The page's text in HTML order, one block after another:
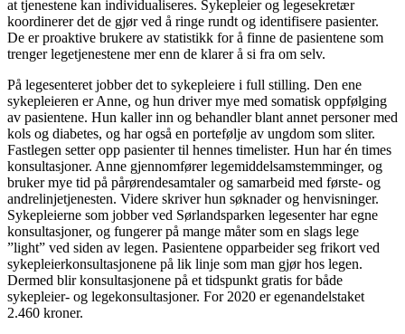
at tjenestene kan individualiseres. Sykepleier og legesekretær
koordinerer det de gjør ved å ringe rundt og identifisere pasienter.
De er proaktive brukere av statistikk for å finne de pasientene som
trenger legetjenestene mer enn de klarer å si fra om selv.
På legesenteret jobber det to sykepleiere i full stilling. Den ene
sykepleieren er Anne, og hun driver mye med somatisk oppfølging
av pasientene. Hun kaller inn og behandler blant annet personer med
kols og diabetes, og har også en portefølje av ungdom som sliter.
Fastlegen setter opp pasienter til hennes timelister. Hun har én times
konsultasjoner. Anne gjennomfører legemiddelsamstemminger, og
bruker mye tid på pårørendesamtaler og samarbeid med første- og
andrelinjetjenesten. Videre skriver hun søknader og henvisninger.
Sykepleierne som jobber ved Sørlandsparken legesenter har egne
konsultasjoner, og fungerer på mange måter som en slags lege
”light” ved siden av legen. Pasientene opparbeider seg frikort ved
sykepleierkonsultasjonene på lik linje som man gjør hos legen.
Dermed blir konsultasjonene på et tidspunkt gratis for både
sykepleier- og legekonsultasjoner. For 2020 er egenandelstaket
2.460 kroner.